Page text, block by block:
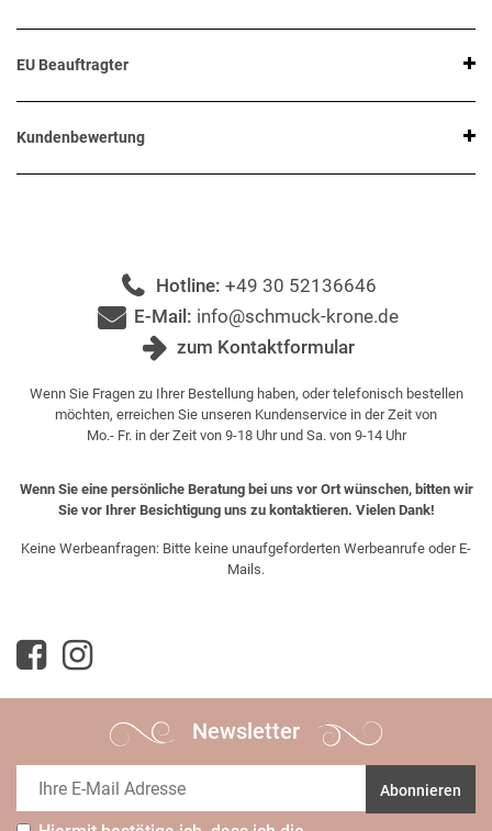
EU Beauftragter
Kundenbewertung
Hotline: +49 30 52136646
E-Mail: info@schmuck-krone.de
zum Kontaktformular
Wenn Sie Fragen zu Ihrer Bestellung haben, oder telefonisch bestellen
möchten, erreichen Sie unseren Kundenservice in der Zeit von
Mo.- Fr. in der Zeit von 9-18 Uhr und Sa. von 9-14 Uhr
Wenn Sie eine persönliche Beratung bei uns vor Ort wünschen, bitten wir
Sie vor Ihrer Besichtigung uns zu kontaktieren. Vielen Dank!
Keine Werbeanfragen: Bitte keine unaufgeforderten Werbeanrufe oder E-
Mails.
Newsletter
Abonnieren